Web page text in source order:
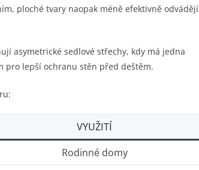
ploché tvary naopak méně efektivně odvádějí
asymetrické sedlové střechy, kdy má jedna
pro lepší ochranu stěn před deštěm.
VYUŽITÍ
Rodinné domy